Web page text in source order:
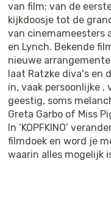
van film; van de
kijkdoosje tot de
van cinemameesters
en Lynch. Bekende
nieuwe
laat Ratzke diva's en
in, vaak persoonlijke ,
geestig, soms
Greta Garbo of Miss
In ‘KOPFKINO’
filmdoek en word je
waarin alles mogelijk